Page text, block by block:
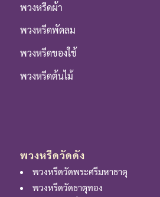
พวงหรีดผ้า
พวงหรีดพัดลม
พวงหรีดของใช้
พวงหรีดต้นไม้
พวงหรีดวัดดัง
พวงหรีดวัดพระศรีมหาธาตุ
พวงหรีดวัดธาตุทอง